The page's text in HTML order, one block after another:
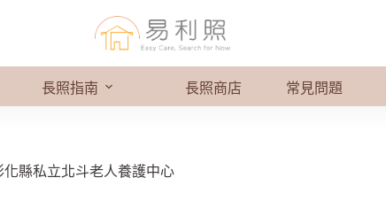
長照指南 長照商店 常見問題
化縣私立北斗老人養護中心